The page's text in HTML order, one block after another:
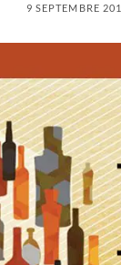
9 SEPTEMBRE